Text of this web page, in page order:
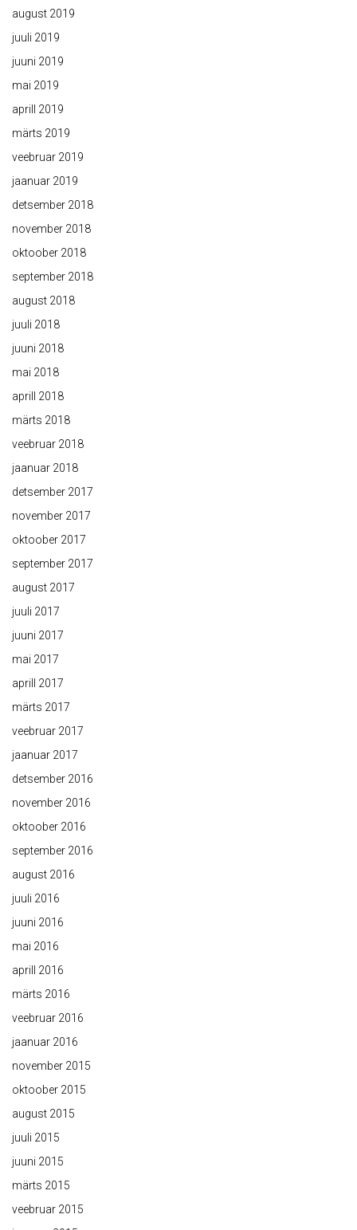
august 2019
juuli 2019
juuni 2019
mai 2019
aprill 2019
märts 2019
veebruar 2019
jaanuar 2019
detsember 2018
november 2018
oktoober 2018
september 2018
august 2018
juuli 2018
juuni 2018
mai 2018
aprill 2018
märts 2018
veebruar 2018
jaanuar 2018
detsember 2017
november 2017
oktoober 2017
september 2017
august 2017
juuli 2017
juuni 2017
mai 2017
aprill 2017
märts 2017
veebruar 2017
jaanuar 2017
detsember 2016
november 2016
oktoober 2016
september 2016
august 2016
juuli 2016
juuni 2016
mai 2016
aprill 2016
märts 2016
veebruar 2016
jaanuar 2016
november 2015
oktoober 2015
august 2015
juuli 2015
juuni 2015
märts 2015
veebruar 2015